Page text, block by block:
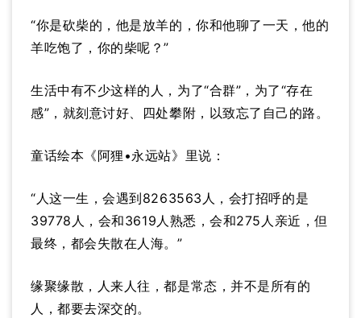
“你是砍柴的，他是放羊的，你和他聊了一天，他的
羊吃饱了，你的柴呢？”
生活中有不少这样的人，为了“合群”，为了“存在
感”，就刻意讨好、四处攀附，以致忘了自己的路。
童话绘本《阿狸•永远站》里说：
“人这一生，会遇到8263563人，会打招呼的是
39778人，会和3619人熟悉，会和275人亲近，但
最终，都会失散在人海。”
缘聚缘散，人来人往，都是常态，并不是所有的
人，都要去深交的。